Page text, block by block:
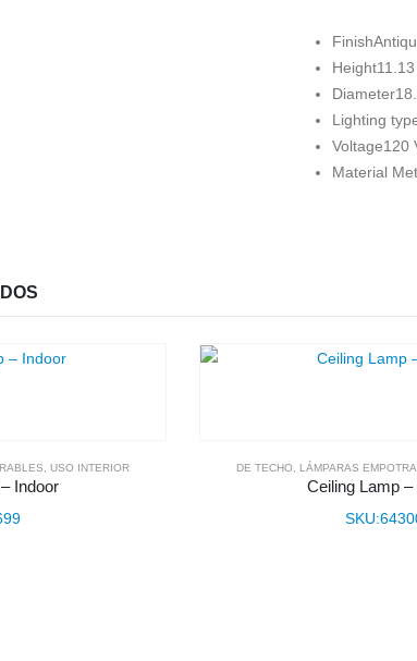
Finish
Height
Diameter
Lighting
Voltage120
Material
USO INTERIOR
Indoor
DE TECHO, LÁMPARAS
Ceiling Lamp –